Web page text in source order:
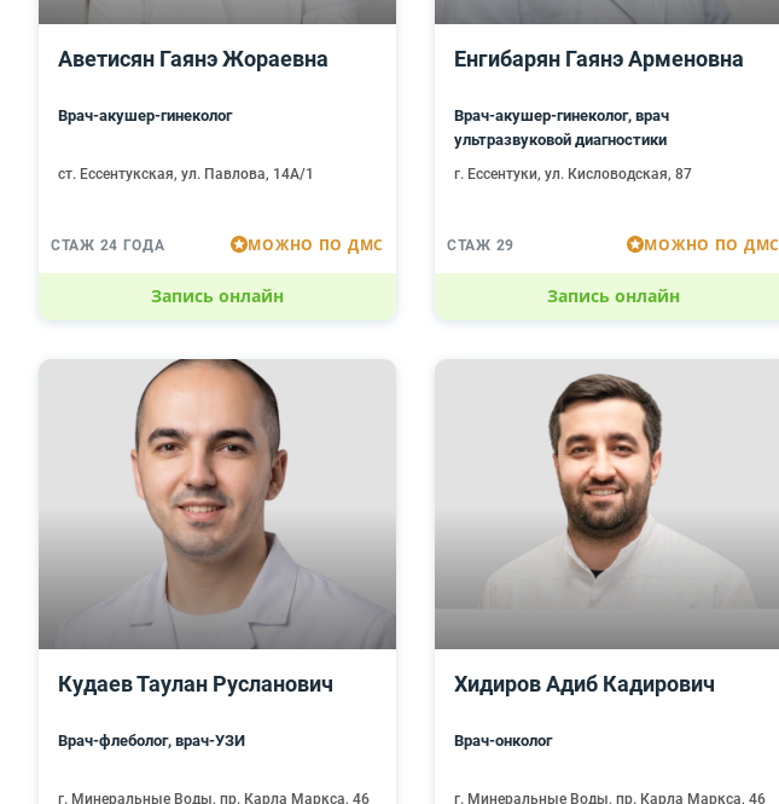
Аветисян Гаянэ Жораевна
Врач-акушер-гинеколог
ст. Ессентукская, ул. Павлова, 14А/1
СТАЖ 24 ГОДА МОЖНО ПО ДМС
Запись онлайн
Енгибарян Гаянэ Арменовна
Врач-акушер-гинеколог, врач
ультразвуковой диагностики
г. Ессентуки, ул. Кисловодская, 87
СТАЖ 29 МОЖНО ПО ДМС
Запись онлайн
Кудаев Таулан Русланович
Врач-флеболог, врач-УЗИ
г. Минеральные Воды, пр. Карла Маркса, 46
Хидиров Адиб Кадирович
Врач-онколог
г. Минеральные Воды, пр. Карла Маркса, 46